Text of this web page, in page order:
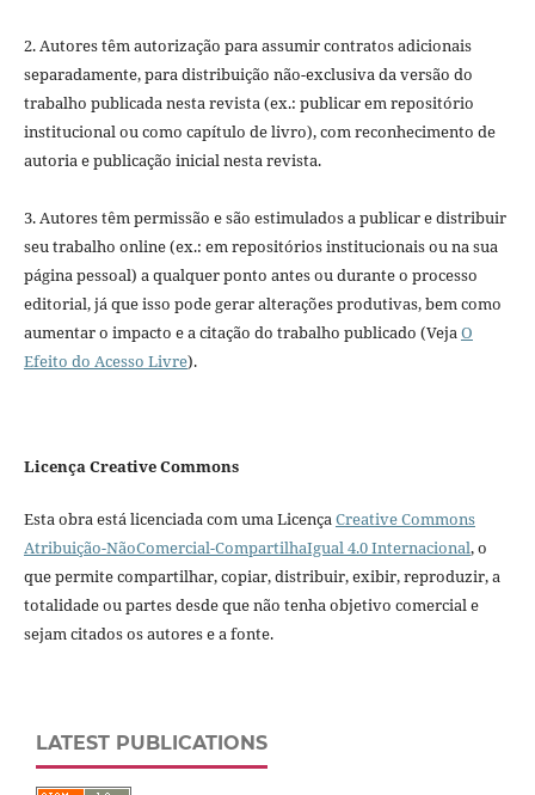
2. Autores têm autorização para assumir contratos adicionais
separadamente, para distribuição não-exclusiva da versão do
trabalho publicada nesta revista (ex.: publicar em repositório
institucional ou como capítulo de livro), com reconhecimento de
autoria e publicação inicial nesta revista.
3. Autores têm permissão e são estimulados a publicar e distribuir
seu trabalho online (ex.: em repositórios institucionais ou na sua
página pessoal) a qualquer ponto antes ou durante o processo
editorial, já que isso pode gerar alterações produtivas, bem como
aumentar o impacto e a citação do trabalho publicado (VejaO
Efeito do Acesso Livre).
Licença Creative Commons
Esta obra está licenciada com uma LicençaCreative Commons
Atribuição-NãoComercial-CompartilhaIgual 4.0 Internacional, o
que permite compartilhar, copiar, distribuir, exibir, reproduzir, a
totalidade ou partes desde que não tenha objetivo comercial e
sejam citados os autores e a fonte.
LATEST PUBLICATIONS